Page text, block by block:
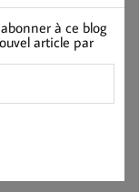
à ce blog
article par